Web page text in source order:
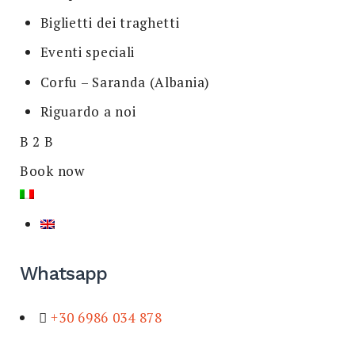
Biglietti dei traghetti
Eventi speciali
Corfu – Saranda (Albania)
Riguardo a noi
B 2 B
Book now
Whatsapp
+30 6986 034 878